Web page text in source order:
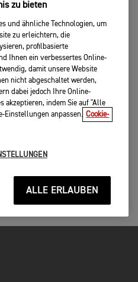
zu bieten
und ähnliche Technologien, um
zu erleichtern, die
profilbasierte
Ihnen ein verbessertes Online-
damit unsere Website
nicht abgeschaltet werden,
dabei jedoch Ihre Online-
akzeptieren, indem Sie auf "Alle
Einstellungen anpassen. Cookie-
ALLE ERLAUBEN